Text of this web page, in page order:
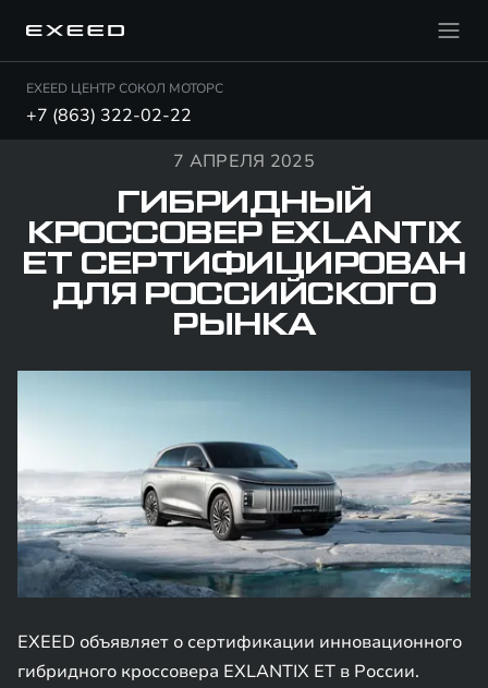
EXEED ЦЕНТР СОКОЛ МОТОРС
+7 (863) 322-02-22
7 АПРЕЛЯ 2025
ГИБРИДНЫЙ
КРОССОВЕР EXLANTIX
ET СЕРТИФИЦИРОВАН
ДЛЯ РОССИЙСКОГО
РЫНКА
EXEED объявляет о сертификации инновационного
гибридного кроссовера EXLANTIX ET в России.